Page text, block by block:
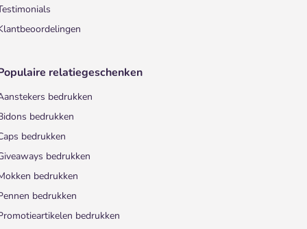
relatiegeschenken
bedrukken
bedrukken
bedrukken
bedrukken
bedrukken
bedrukken
bedrukken